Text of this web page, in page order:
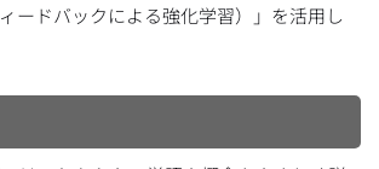
ードバックによる強化学習）」を活用し